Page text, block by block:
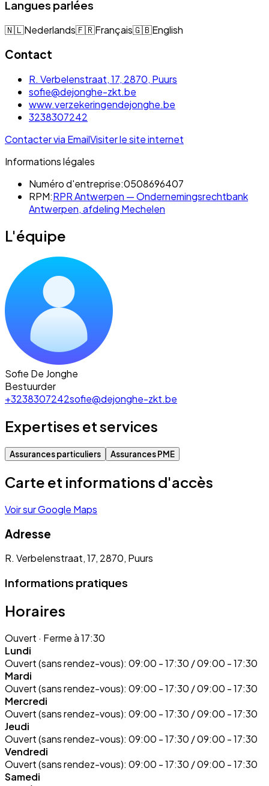
Langues parlées
🇳🇱Nederlands🇫🇷Français🇬🇧English
Contact
R. Verbelenstraat, 17, 2870, Puurs
sofie@dejonghe-zkt.be
www.verzekeringendejonghe.be
3238307242
Contacter via EmailVisiter le site internet
Informations légales
Numéro d'entreprise:0508696407
RPM:RPR Antwerpen — Ondernemingsrechtbank
Antwerpen, afdeling Mechelen
L'équipe
Sofie De Jonghe
Bestuurder
+3238307242sofie@dejonghe-zkt.be
Expertises et services
Assurances particuliers Assurances PME
Carte et informations d'accès
Voir sur Google Maps
Adresse
R. Verbelenstraat, 17, 2870, Puurs
Informations pratiques
Horaires
Ouvert · Ferme à 17:30
Lundi
Ouvert (sans rendez-vous): 09:00 - 17:30 / 09:00 - 17:30
Mardi
Ouvert (sans rendez-vous): 09:00 - 17:30 / 09:00 - 17:30
Mercredi
Ouvert (sans rendez-vous): 09:00 - 17:30 / 09:00 - 17:30
Jeudi
Ouvert (sans rendez-vous): 09:00 - 17:30 / 09:00 - 17:30
Vendredi
Ouvert (sans rendez-vous): 09:00 - 17:30 / 09:00 - 17:30
Samedi